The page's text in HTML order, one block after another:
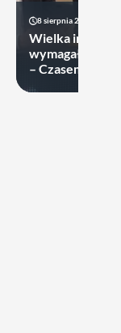
8 sierpnia 2026 19:22
Wielka impreza
wymagała
– Czasem